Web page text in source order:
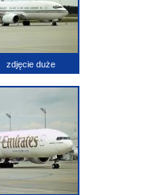
zdjęcie duże